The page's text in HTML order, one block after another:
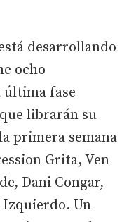
desarrollando
ocho
última fase
librarán su
primera semana
Grita, Ven
Dani Congar,
Un